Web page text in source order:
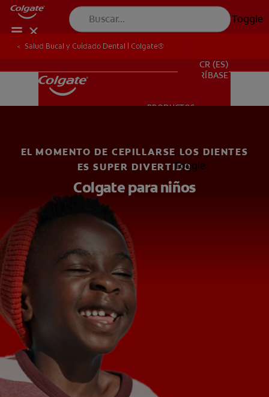
Toggle
SALUD BUCAL
CORRESPONDENCIA DE PRODUCTOS
CR (ES)
SUSCRÍBASE
PRODUCTOS
SALUD BUCAL
CHEQUEO DE SALUD BUCAL
CORRESPONDENCIA DE PRODUCTOS
Toggle
Salud Bucal y Cuidado Dental | Colgate®
Salud Bucal y Cuidado Dental | Colgate®
EL MOMENTO DE CEPILLARSE LOS DIENTES
ES SUPER DIVERTIDO
Colgate para niños